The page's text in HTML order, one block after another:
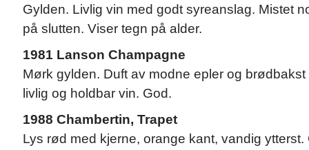
Gylden. Livlig vin med godt syreanslag. Mistet
på slutten. Viser tegn på alder.
1981 Lanson Champagne
Mørk gylden. Duft av modne epler og
livlig og holdbar vin. God.
1988 Chambertin, Trapet
Lys rød med kjerne, orange kant, vandig ytterst.